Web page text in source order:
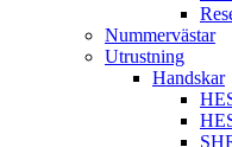
Nummervästar
Utrustning
Handskar